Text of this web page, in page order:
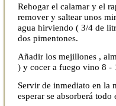
Rehogar el calamar y el
remover y saltear unos
agua hirviendo ( 3/4 de
dos pimentones.
Añadir los mejillones ,
) y cocer a fuego vino 8 -
Servir de inmediato en la
esperar se absorberá todo